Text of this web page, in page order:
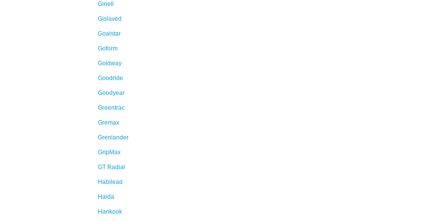
Ginell
Gislaved
Goalstar
Goform
Goldway
Goodride
Goodyear
Greentrac
Gremax
Grenlander
GripMax
GT Radial
Habilead
Haida
Hankook